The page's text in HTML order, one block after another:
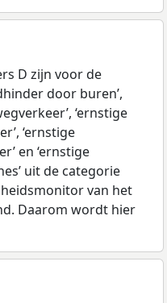
D zijn voor de
door buren’,
‘ernstige
‘ernstige
en ‘ernstige
uit de categorie
van het
Daarom wordt hier